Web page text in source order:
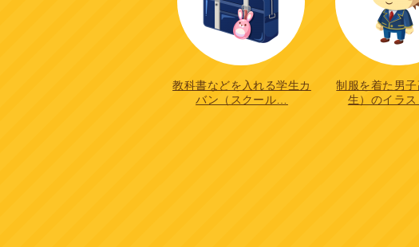
教科書などを入れる学生カ
バン（スクール…
制服を着た男
生）のイラス